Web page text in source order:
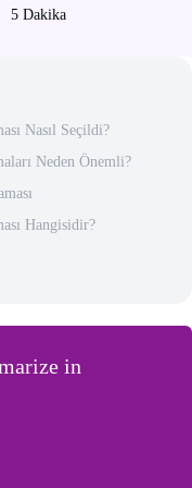
5 Dakika
Nasıl Seçildi?
Neden Önemli?
Hangisidir?
in